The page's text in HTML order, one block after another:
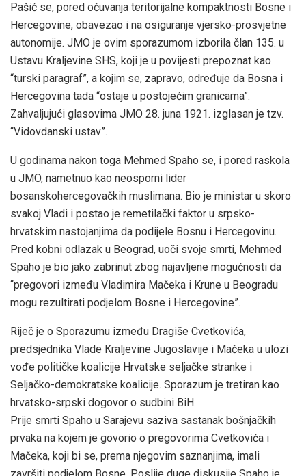
Pašić se, pored očuvanja teritorijalne kompaktnosti Bosne i
Hercegovine, obavezao i na osiguranje vjersko-prosvjetne
autonomije. JMO je ovim sporazumom izborila član 135. u
Ustavu Kraljevine SHS, koji je u povijesti prepoznat kao
“turski paragraf”, a kojim se, zapravo, određuje da Bosna i
Hercegovina tada “ostaje u postojećim granicama”.
Zahvaljujući glasovima JMO 28. juna 1921. izglasan je tzv.
“Vidovdanski ustav”.
U godinama nakon toga Mehmed Spaho se, i pored raskola
u JMO, nametnuo kao neosporni lider
bosanskohercegovačkih muslimana. Bio je ministar u skoro
svakoj Vladi i postao je remetilački faktor u srpsko-
hrvatskim nastojanjima da podijele Bosnu i Hercegovinu.
Pred kobni odlazak u Beograd, uoči svoje smrti, Mehmed
Spaho je bio jako zabrinut zbog najavljene mogućnosti da
“pregovori između Vladimira Mačeka i Krune u Beogradu
mogu rezultirati podjelom Bosne i Hercegovine”.
Riječ je o Sporazumu između Dragiše Cvetkovića,
predsjednika Vlade Kraljevine Jugoslavije i Mačeka u ulozi
vođe političke koalicije Hrvatske seljačke stranke i
Seljačko-demokratske koalicije. Sporazum je tretiran kao
hrvatsko-srpski dogovor o sudbini BiH.
Prije smrti Spaho u Sarajevu saziva sastanak bošnjačkih
prvaka na kojem je govorio o pregovorima Cvetkovića i
Mačeka, koji bi se, prema njegovim saznanjima, imali